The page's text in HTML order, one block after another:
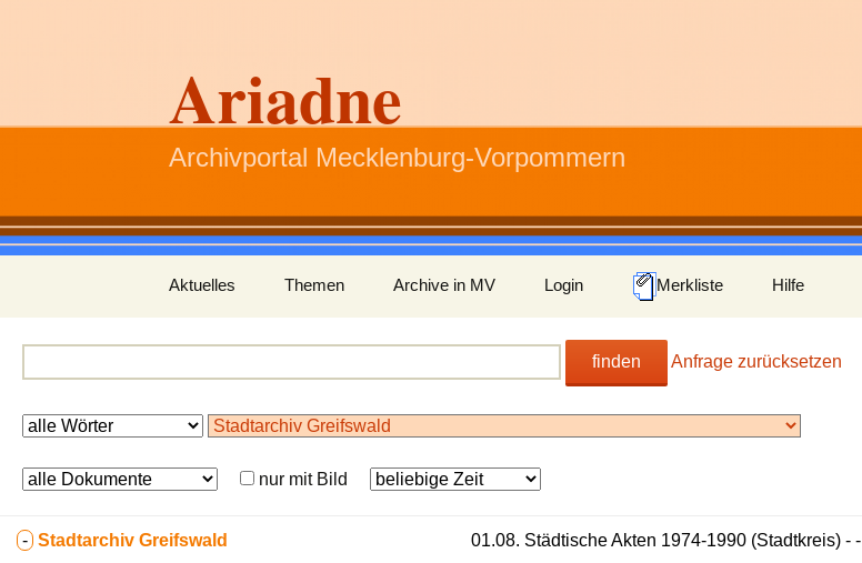
Ariadne
Archivportal Mecklenburg-Vorpommern
Inhalt
springen
Aktuelles Themen Archive in MV Login Merkliste Hilfe
finden Anfrage zurücksetzen
nur mit Bild
- Stadtarchiv Greifswald 01.08. Städtische Akten 1974-1990 (Stadtkreis) - -